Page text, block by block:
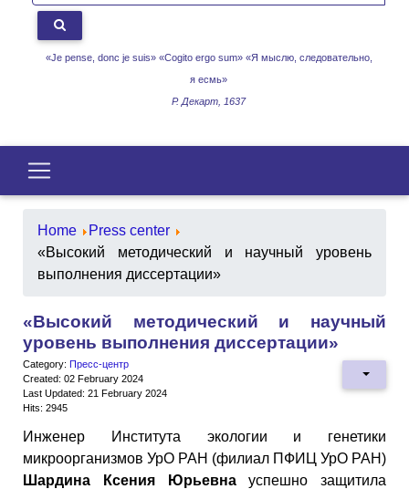
«Je pense, donc je suis» «Cogito ergo sum» «Я мыслю, следовательно,
я есмь»
Р. Декарт, 1637
Home
Press center
«Высокий методический и научный уровень
выполнения диссертации»
«Высокий методический и научный
уровень выполнения диссертации»
Category: Пресс-центр
Created: 02 February 2024
Last Updated: 21 February 2024
Hits: 2945
Инженер Института экологии и генетики
микроорганизмов УрО РАН (филиал ПФИЦ УрО РАН)
Шардина Ксения Юрьевнауспешно защитила